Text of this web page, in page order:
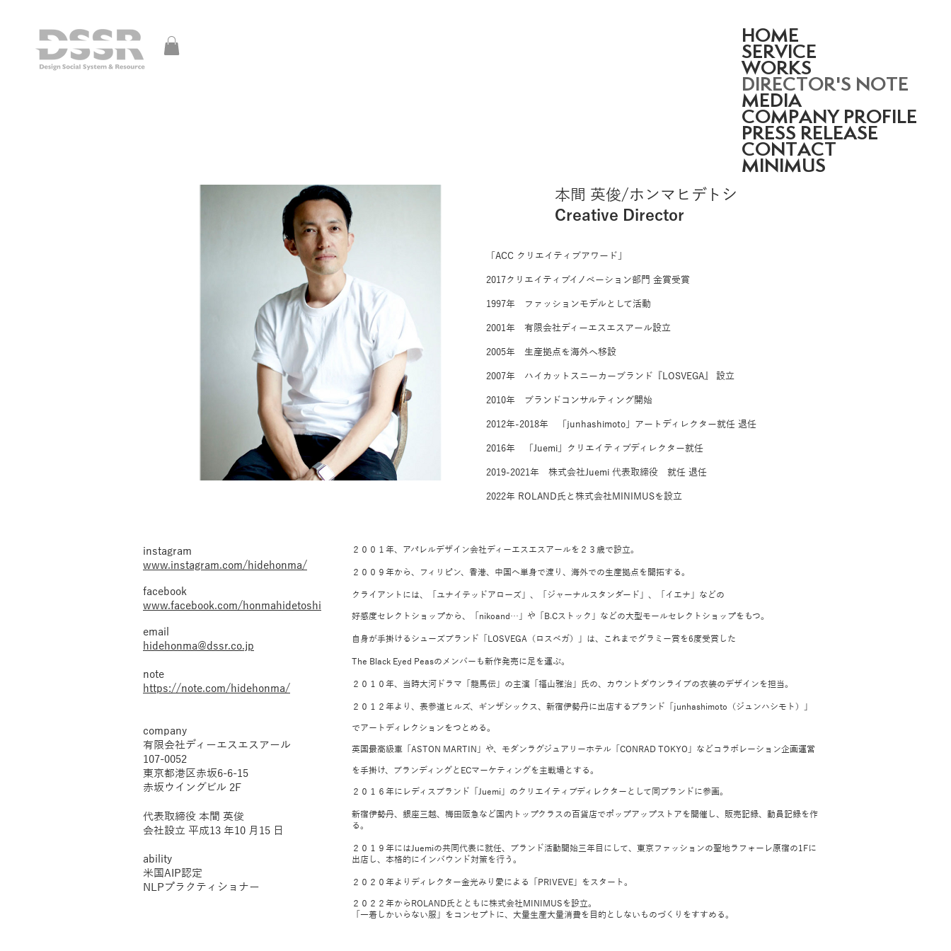
HOME
SERVICE
WORKS
DIRECTOR'S NOTE
MEDIA
COMPANY PROFILE
PRESS RELEASE
CONTACT
MINIMUS
本間 英俊/ホンマヒデトシ
Creative Director
「ACC クリエイティブアワード」
2017クリエイティブイノベーション部門 金賞受賞
1997年 ファッションモデルとして活動
2001年 有限会社ディーエスエスアール設立
2005年 生産拠点を海外へ移設
2007年 ハイカットスニーカーブランド『LOSVEGA』 設立
2010年 ブランドコンサルティング開始
2012年-2018年 「junhashimoto」アートディレクター就任 退任
2016年 「Juemi」クリエイティブディレクター就任
2019-2021年 株式会社Juemi 代表取締役 就任 退任
2022年 ROLAND氏と株式会社MINIMUSを設立
instagram
www.instagram.com/hidehonma/
facebook
www.facebook.com/honmahidetoshi
email
hidehonma@dssr.co.jp
note
https://note.com/hidehonma/
company
有限会社ディーエスエスアール
107-0052
東京都港区赤坂6-6-15
赤坂ウイングビル 2F
代表取締役 本間 英俊
会社設⽴ 平成13 年10 ⽉15 ⽇
ability
米国AIP認定
NLPプラクティショナー
２００１年、アパレルデザイン会社ディーエスエスアールを２３歳で設立。
２００９年から、フィリピン、香港、中国へ単身で渡り、海外での生産拠点を開拓する。
クライアントには、「ユナイテッドアローズ」、「ジャーナルスタンダード」、「イエナ」などの
好感度セレクトショップから、「nikoand…」や「B.Cストック」などの大型モールセレクトショップをもつ。
自身が手掛けるシューズブランド「LOSVEGA（ロスベガ）」は、これまでグラミー賞を6度受賞した
The Black Eyed Peasのメンバーも新作発売に足を運ぶ。
２０１０年、当時大河ドラマ「龍馬伝」の主演「福山雅治」氏の、カウントダウンライブの衣装のデザインを担当。
２０１２年より、表参道ヒルズ、ギンザシックス、新宿伊勢丹に出店するブランド「junhashimoto（ジュンハシモト）」
でアートディレクションをつとめる。
英国最高級車「ASTON MARTIN」や、モダンラグジュアリーホテル「CONRAD TOKYO」などコラボレーション企画運営
を手掛け、ブランディングとECマーケティングを主戦場とする。
２０１６年にレディスブランド「Juemi」のクリエイティブディレクターとして同ブランドに参画。
新宿伊勢丹、銀座三越、梅田阪急など国内トップクラスの百貨店でポップアップストアを開催し、販売記録、動員記録を作
る。
２０１９年にはJuemiの共同代表に就任、ブランド活動開始三年目にして、東京ファッションの聖地ラフォーレ原宿の1Fに
出店し、 本格的にインバウンド対策を行う。
２０２０年よりディレクター金光みり愛による「PRIVEVE」をスタート。
２０２２年からROLAND氏とともに株式会社MINIMUSを設立。
「一着しかいらない服」をコンセプトに、大量生産大量消費を目的としないものづくりをすすめる。